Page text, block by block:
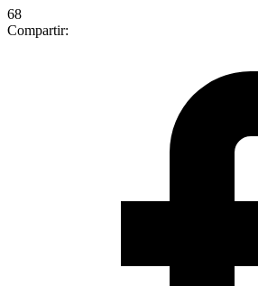
68
Compartir: